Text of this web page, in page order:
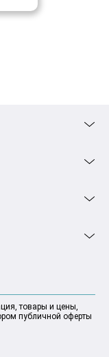
товары и цены,
публичной оферты